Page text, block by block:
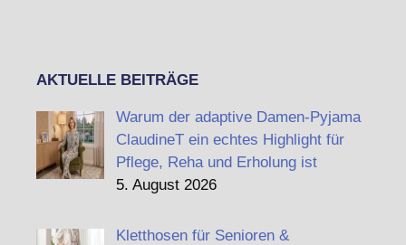
AKTUELLE BEITRÄGE
Warum der adaptive Damen-Pyjama
ClaudineT ein echtes Highlight für
Pflege, Reha und Erholung ist
5. August 2026
Kletthosen für Senioren &